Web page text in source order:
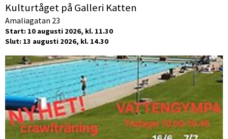
Kulturtåget på Galleri Katten
Amaliagatan 23
Start: 10 augusti 2026, kl. 11.30
Slut: 13 augusti 2026, kl. 14.30